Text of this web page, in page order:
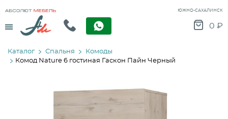
Menu
ЮЖНО-САХАЛИНСК
0 ₽
Каталог Спальня
Комоды
Комод Nature 6 гостиная Гаскон Пайн Черный